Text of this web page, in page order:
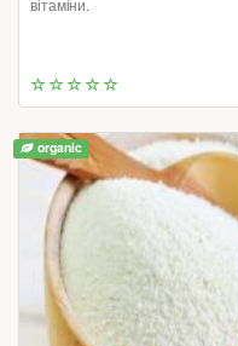
вітаміни.
organic